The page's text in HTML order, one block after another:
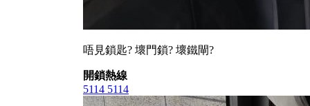
唔見鎖匙? 壞門鎖? 壞鐵閘?
開鎖熱線
5114 5114